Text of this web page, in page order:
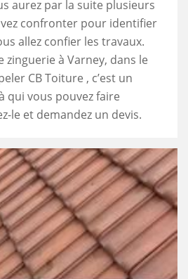
aurez par la suite plusieurs
confronter pour identifier
allez confier les travaux.
zinguerie à Varney, dans le
CB Toiture , c’est un
qui vous pouvez faire
le et demandez un devis.